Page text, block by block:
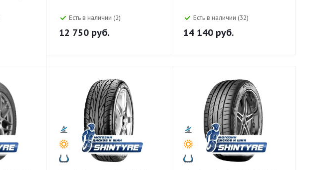
Есть в наличии (2)
12 750 руб.
Есть в наличии (32)
14 140 руб.